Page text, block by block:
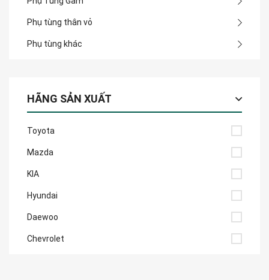
Phụ tùng thân vỏ
Phụ tùng khác
HÃNG SẢN XUẤT
Toyota
Mazda
KIA
Hyundai
Daewoo
Chevrolet